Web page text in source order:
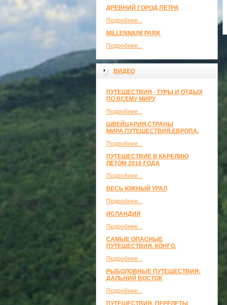
ДРЕВНИЙ ГОРОД ПЕТРА
Подробнее...
MILLENNIUM PARK
Подробнее...
ВИДЕО
ПУТЕШЕСТВИЯ - ТУРЫ И ОТДЫХ
ПО ВСЕМУ МИРУ
Подробнее...
ШВЕЙЦАРИЯ.СТРАНЫ
МИРА.ПУТЕШЕСТВИЯ.ЕВРОПА.
Подробнее...
ПУТЕШЕСТВИЕ В КАРЕЛИЮ
ЛЕТОМ 2016 ГОДА
Подробнее...
ВЕСЬ ЮЖНЫЙ УРАЛ
Подробнее...
ИСЛАНДИЯ
Подробнее...
САМЫЕ ОПАСНЫЕ
ПУТЕШЕСТВИЯ. КОНГО.
Подробнее...
РЫБОЛОВНЫЕ ПУТЕШЕСТВИЯ:
ДАЛЬНИЙ ВОСТОК
Подробнее...
ПУТЕШЕСТВИЯ, ПЕРЕЛЕТЫ